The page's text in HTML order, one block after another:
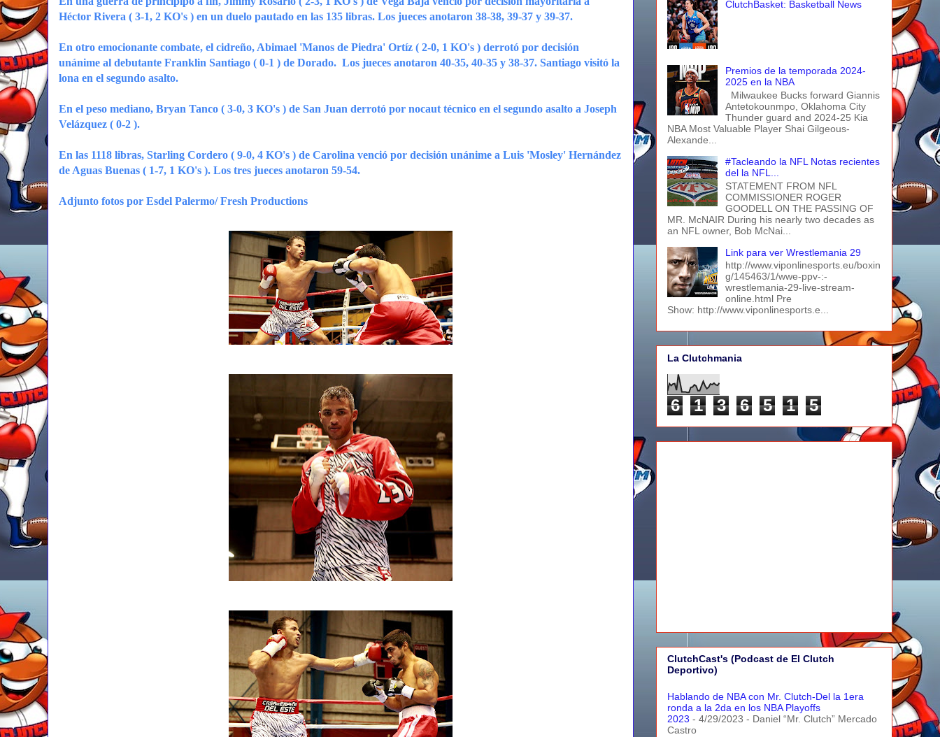
Héctor Rivera ( 3-1, 2 KO's ) en un duelo pautado en las 135 libras. Los jueces anotaron 38-38, 39-37 y 39-37.
En otro emocionante combate, el cidreño, Abimael 'Manos de Piedra' Ortíz ( 2-0, 1 KO's ) derrotó por decisión
unánime al debutante Franklin Santiago ( 0-1 ) de Dorado. Los jueces anotaron 40-35, 40-35 y 38-37. Santiago visitó la
lona en el segundo asalto.
En el peso mediano, Bryan Tanco ( 3-0, 3 KO's ) de San Juan derrotó por nocaut técnico en el segundo asalto a Joseph
Velázquez ( 0-2 ).
En las 1118 libras, Starling Cordero ( 9-0, 4 KO's ) de Carolina venció por decisión unánime a Luis 'Mosley' Hernández
de Aguas Buenas ( 1-7, 1 KO's ). Los tres jueces anotaron 59-54.
Adjunto fotos por Esdel Palermo/ Fresh Productions
ClutchBasket: Basketball News
Premios de la temporada 2024-
2025 en la NBA
Milwaukee Bucks forward Giannis
Antetokounmpo, Oklahoma City
Thunder guard and 2024-25 Kia
NBA Most Valuable Player Shai Gilgeous-
Alexande...
#Tacleando la NFL Notas recientes
del la NFL...
STATEMENT FROM NFL
COMMISSIONER ROGER
GOODELL ON THE PASSING OF
MR. McNAIR During his nearly two decades as
an NFL owner, Bob McNai...
Link para ver Wrestlemania 29
http://www.viponlinesports.eu/boxin
g/145463/1/wwe-ppv-:-
wrestlemania-29-live-stream-
online.html Pre
Show: http://www.viponlinesports.e...
La Clutchmania
6 1 3 6 5 1 5
ClutchCast's (Podcast de El Clutch
Deportivo)
Hablando de NBA con Mr. Clutch-Del la 1era
ronda a la 2da en los NBA Playoffs
2023 - 4/29/2023 - Daniel “Mr. Clutch” Mercado
Castro